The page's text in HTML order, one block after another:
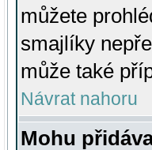
můžete
smajlíky
může také
Návrat nahoru
Mohu